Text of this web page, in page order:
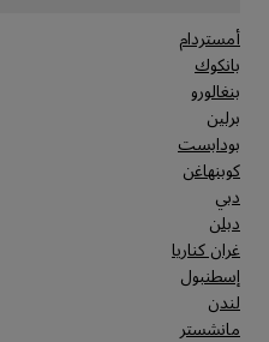
أمستردام
بانكوك
بنغالورو
برلين
بودابست
كوبنهاغن
دبي
دبلن
غران كناريا
إسطنبول
لندن
مانشستر